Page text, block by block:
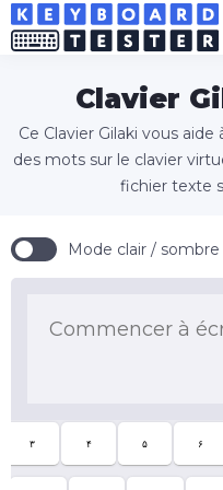
Clavier
Ce Clavier Gilaki vous
des mots sur le clavier
fichier texte
Mode clair / sombre
۳ ۴ ۵ ۶